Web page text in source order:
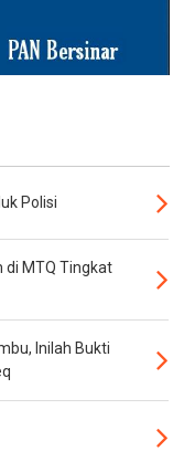
Polisi
di MTQ Tingkat
Inilah Bukti